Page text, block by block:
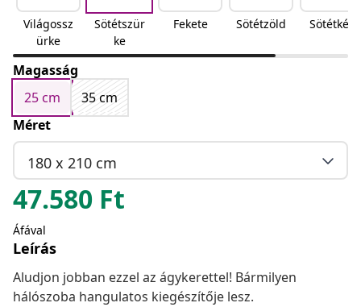
Világossz
ürke
Sötétszür
ke
Fekete Sötétzöld Sötétkék
Magasság
25 cm
35 cm
Méret
180 x 210 cm
47.580 Ft
Áfával
Leírás
Aludjon jobban ezzel az ágykerettel! Bármilyen
hálószoba hangulatos kiegészítője lesz.